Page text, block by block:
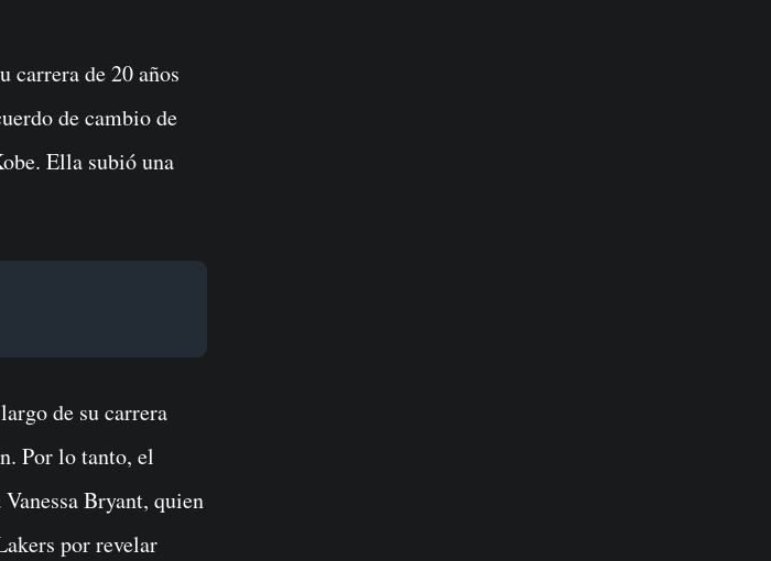
carrera de 20 años
de cambio de
Ella subió una
de su carrera
Por lo tanto, el
Bryant, quien
por revelar